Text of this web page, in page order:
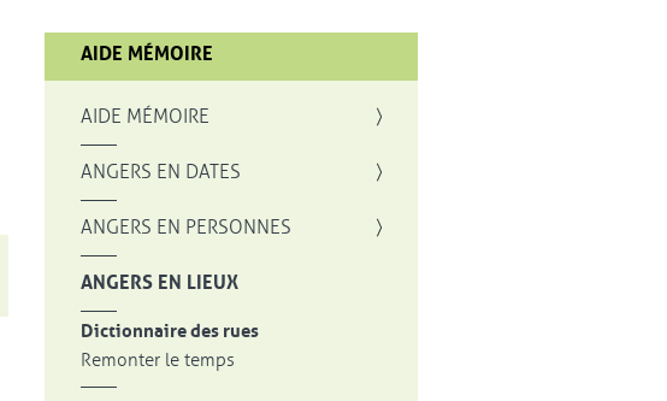
AIDE MÉMOIRE
AIDE MÉMOIRE
ANGERS EN DATES
ANGERS EN PERSONNES
ANGERS EN LIEUX
Dictionnaire des rues
Remonter le temps